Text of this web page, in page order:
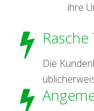
ihre
Die